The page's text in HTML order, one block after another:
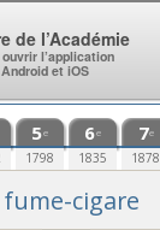
5e
1798
6e
1835
7e
1878
fume-cigare
de l’Académie
l’application
et iOS